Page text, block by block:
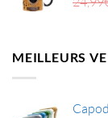
MEILLEURS